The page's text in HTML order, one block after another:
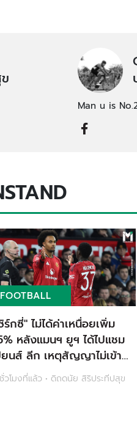
Man u is
FOOTBALL
ร์กซี่" ไม่ได้ค่าเหนื่อยเพิ่ม
หลังแมนฯ ยูฯ ได้ไปแชม
ยนส์ ลีก เหตุสัญญาไม่เข้า
นไข
ชั่วโมงที่แล้ว • ดิถดนัย สิริประทีปสุข